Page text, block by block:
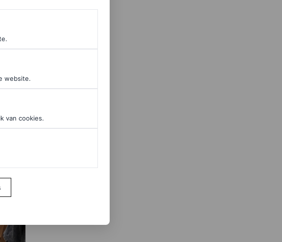
website.
van cookies.